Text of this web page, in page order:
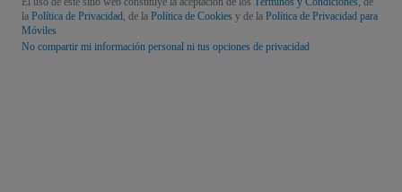
la Política de Privacidad, de la Política de Cookies y de la Política de Privacidad para
Móviles
No compartir mi información personal ni tus opciones de privacidad